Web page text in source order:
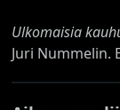
Ulkomaisia
Juri Nummelin.